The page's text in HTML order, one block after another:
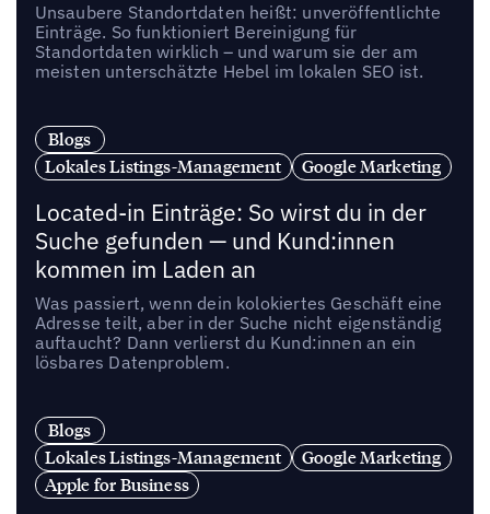
Unsaubere Standortdaten heißt: unveröffentlichte
Einträge. So funktioniert Bereinigung für
Standortdaten wirklich – und warum sie der am
meisten unterschätzte Hebel im lokalen SEO ist.
Blogs
Lokales Listings-Management
Google Marketing
Located-in Einträge: So wirst du in der
Suche gefunden — und Kund:innen
kommen im Laden an
Was passiert, wenn dein kolokiertes Geschäft eine
Adresse teilt, aber in der Suche nicht eigenständig
auftaucht? Dann verlierst du Kund:innen an ein
lösbares Datenproblem.
Blogs
Lokales Listings-Management
Google Marketing
Apple for Business